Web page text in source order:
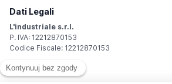
Dati Legali
L'industriale s.r.l.
P. IVA: 12212870153
Codice Fiscale: 12212870153
Sede Legale